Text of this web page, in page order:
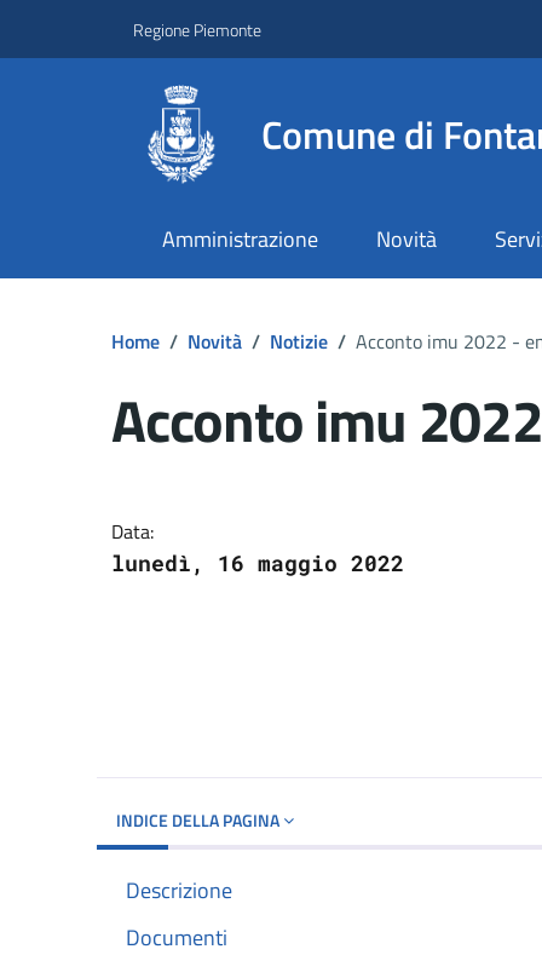
Regione Piemonte
Comune di
Amministrazione Novità
Home / Novità / Notizie / Acconto imu 2022 -
Acconto imu
Data:
lunedì, 16 maggio 2022
INDICE DELLA PAGINA
Descrizione
Documenti